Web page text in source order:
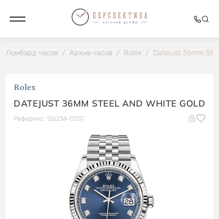
Ломбард часов / Архив часов / Rolex / Datejust 36mm
Rolex
DATEJUST 36MM STEEL AND WHITE GOLD
Референс: 126234-0037